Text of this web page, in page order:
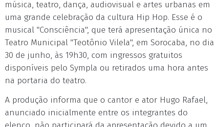
música, teatro, dança, audiovisual e artes urbanas em
uma grande celebração da cultura Hip Hop. Esse é o
musical "Consciência", que terá apresentação única no
Teatro Municipal "Teotônio Vilela", em Sorocaba, no dia
30 de junho, às 19h30, com ingressos gratuitos
disponíveis pelo Sympla ou retirados uma hora antes
na portaria do teatro.
A produção informa que o cantor e ator Hugo Rafael,
anunciado inicialmente entre os integrantes do